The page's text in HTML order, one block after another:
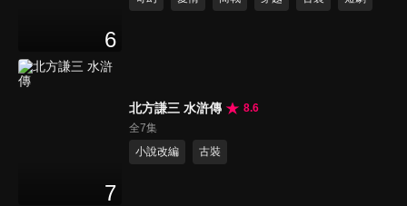
6
7
北方謙三 水滸傳
8.6
全7集
小說改編
古裝